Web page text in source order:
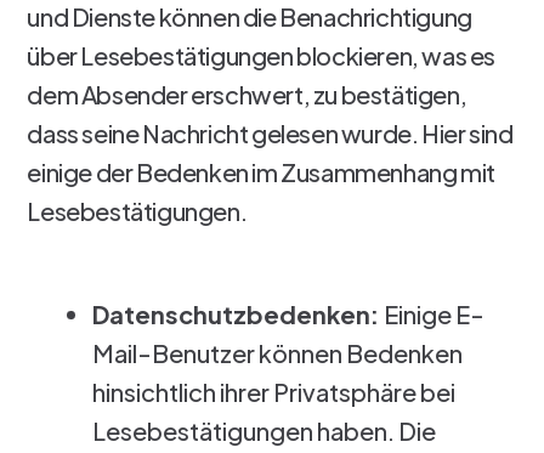
und Dienste können die Benachrichtigung
über Lesebestätigungen blockieren, was es
dem Absender erschwert, zu bestätigen,
dass seine Nachricht gelesen wurde. Hier sind
einige der Bedenken im Zusammenhang mit
Lesebestätigungen.
Datenschutzbedenken: Einige E-
Mail-Benutzer können Bedenken
hinsichtlich ihrer Privatsphäre bei
Lesebestätigungen haben. Die